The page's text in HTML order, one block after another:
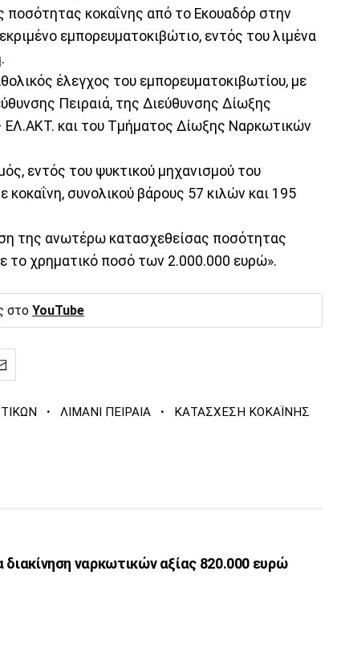
ποσότητας κοκαΐνης από το Εκουαδόρ στην
εμπορευματοκιβώτιο, εντός του λιμένα
έλεγχος του εμπορευματοκιβωτίου, με
Πειραιά, της Διεύθυνσης Δίωξης
και του Τμήματος Δίωξης Ναρκωτικών
εντός του ψυκτικού μηχανισμού του
συνολικού βάρους 57 κιλών και 195
της ανωτέρω κατασχεθείσας ποσότητας
το χρηματικό ποσό των 2.000.000 ευρώ».
στο YouTube
· ΛΙΜΑΝΙ ΠΕΙΡΑΙΑ · ΚΑΤΑΣΧΕΣΗ ΚΟΚΑΪΝΗΣ
ναρκωτικών αξίας 820.000 ευρώ